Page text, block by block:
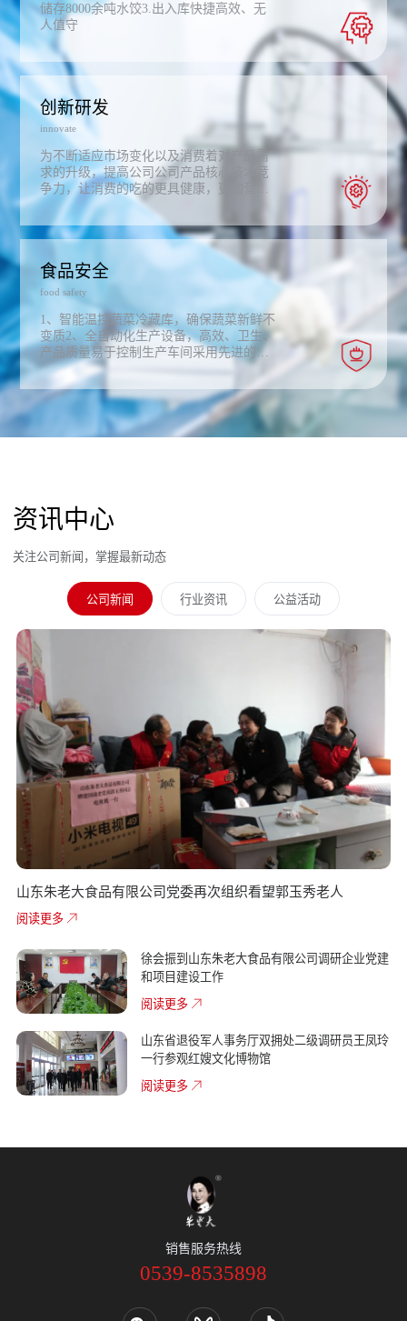
储存8000余吨水饺3.出入库快捷高效、无
人值守
创新研发
innovate
为不断适应市场变化以及消费着对产品需
求的升级，提高公司公司产品核心技术竞
争力，让消费的吃的更具健康，更加营
养，公司成立研发中心；通过整合相关研
发资源和人才优势，实现信息、技术、人
才及产品提质升级的有效衔接。技术研发
中心以自主创新为本，以服务于公司的生
存、发展为主旨，求真务实，开拓创新，
持续提高公司的市场竞争力，同时公司以
现有的技术积累为基础，广泛开展技术合
作，现阶段已与相关高等院校进行了深度
战略合作，为企业的持续健康、长远发展
提供技术支持和研发保障。
食品安全
food safety
1、智能温控蔬菜冷藏库，确保蔬菜新鲜不
变质2、全自动化生产设备，高效、卫生、
产品质量易于控制生产车间采用先进的新
风净化系统和紫外杀菌系统确保生产环境
安全卫生。3、复叠式制冷机，环保、安
全、制冷效果好螺旋式速冻机，速冻时间
短，最大限度的确保了水饺等速冻产品的
新鲜和口感。4、现代化标准实验室，进行
资讯中心
关注公司新闻，掌握最新动态
公司新闻 行业资讯 公益活动
山东朱老大食品有限公司党委再次组织看望郭玉秀老人
阅读更多
徐会振到山东朱老大食品有限公司调研企业党建
和项目建设工作
阅读更多
山东省退役军人事务厅双拥处二级调研员王凤玲
一行参观红嫂文化博物馆
阅读更多
销售服务热线
0539-8535898